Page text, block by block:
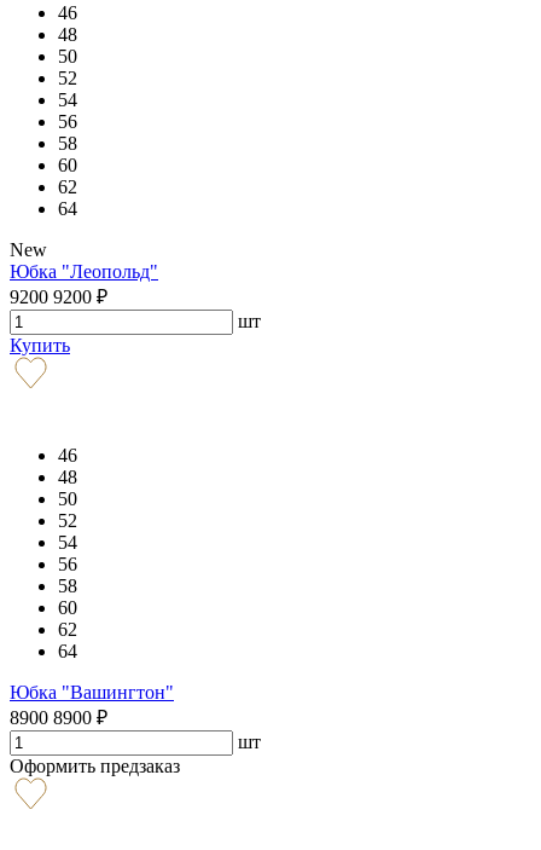
46
48
50
52
54
56
58
60
62
64
New
Юбка "Леопольд"
9200 9200 ₽
шт
Купить
46
48
50
52
54
56
58
60
62
64
Юбка "Вашингтон"
8900 8900 ₽
шт
Оформить предзаказ